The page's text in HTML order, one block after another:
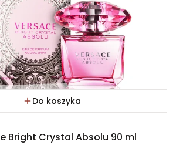
Do koszyka
Bright Crystal Absolu 90 ml